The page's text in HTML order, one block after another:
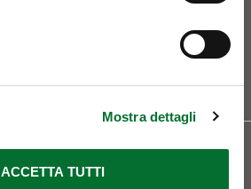
Mostra dettagli
ACCETTA TUTTI
Inglese